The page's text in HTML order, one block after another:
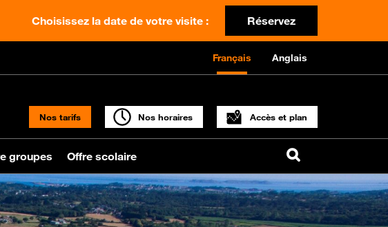
Choisissez la date de votre visite : Réservez
Français Anglais
Nos tarifs Nos horaires Accès et plan
groupes Offre scolaire